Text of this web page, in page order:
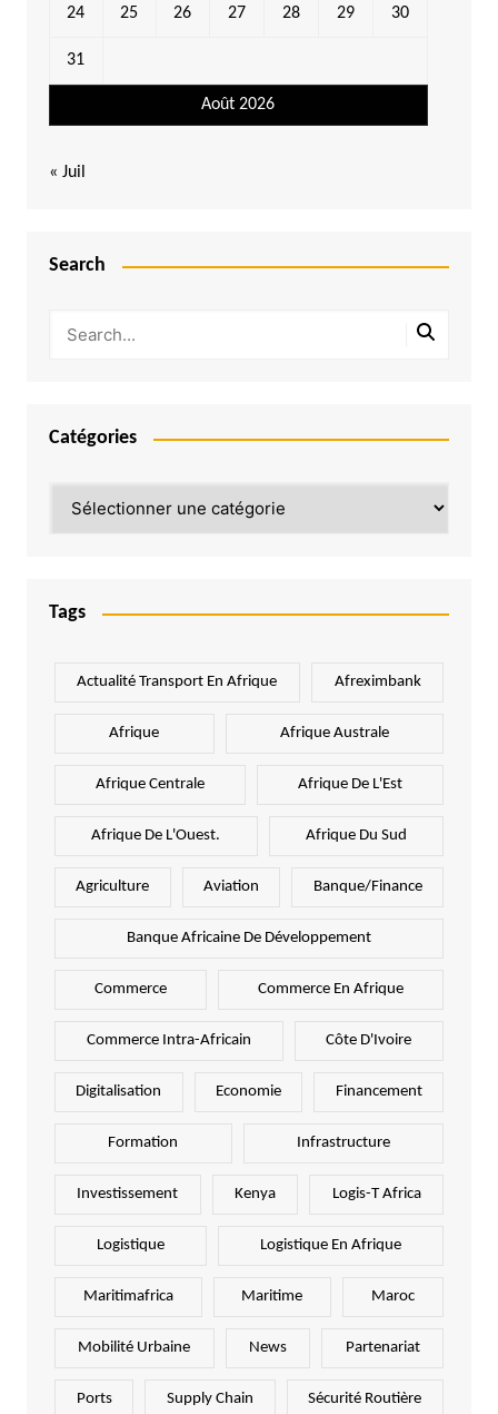
Août 2026
24 25 26 27 28 29 30
31
« Juil
Search
Catégories
Tags
Actualité Transport En Afrique Afreximbank
Afrique Afrique Australe
Afrique Centrale Afrique De L'Est
Afrique De L'Ouest. Afrique Du Sud
Agriculture Aviation Banque/Finance
Banque Africaine De Développement
Commerce Commerce En Afrique
Commerce Intra-Africain Côte D'Ivoire
Digitalisation Economie Financement
Formation Infrastructure
Investissement Kenya Logis-T Africa
Logistique Logistique En Afrique
Maritimafrica Maritime Maroc
Mobilité Urbaine News Partenariat
Ports Supply Chain Sécurité Routière